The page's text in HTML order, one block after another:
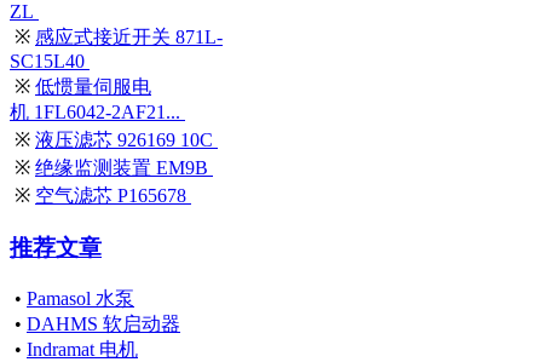
ZL
※ 感应式接近开关 871L-
SC15L40
※ 低惯量伺服电
机 1FL6042-2AF21...
※ 液压滤芯 926169 10C
※ 绝缘监测装置 EM9B
※ 空气滤芯 P165678
推荐文章
• Pamasol 水泵
• DAHMS 软启动器
• Indramat 电机